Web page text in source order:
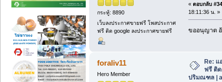
กระทู้: 8890
เว็บลงประกาศขายฟรี โพสประกาศ
ฟรี ติด google ลงประกาศขายฟรี
« ตอบกลับ
18:11:36 น. »
ขออนุญาต
foraliv11
Hero Member
Re:
ฟรี ติ
ปริมณฑล |